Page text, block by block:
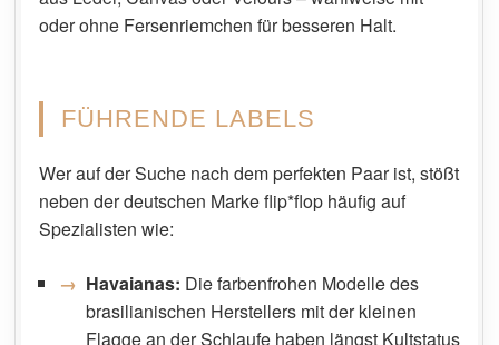
oder ohne Fersenriemchen für besseren Halt.
FÜHRENDE LABELS
Wer auf der Suche nach dem perfekten Paar ist, stößt
neben der deutschen Marke flip*flop häufig auf
Spezialisten wie:
Havaianas: Die farbenfrohen Modelle des
brasilianischen Herstellers mit der kleinen
Flagge an der Schlaufe haben längst Kultstatus